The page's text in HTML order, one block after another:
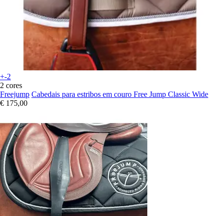
+-2
2 cores
Freejump Cabedais para estribos em couro Free Jump Classic Wide
€ 175,00